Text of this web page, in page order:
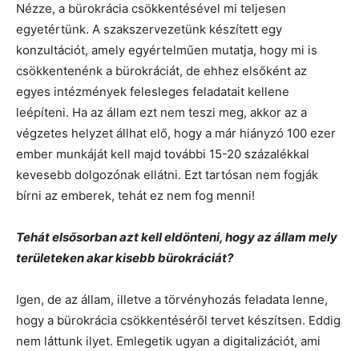
Nézze, a bürokrácia csökkentésével mi teljesen
egyetértünk. A szakszervezetünk készített egy
konzultációt, amely egyértelműen mutatja, hogy mi is
csökkentenénk a bürokráciát, de ehhez elsőként az
egyes intézmények felesleges feladatait kellene
leépíteni. Ha az állam ezt nem teszi meg, akkor az a
végzetes helyzet állhat elő, hogy a már hiányzó 100 ezer
ember munkáját kell majd további 15-20 százalékkal
kevesebb dolgozónak ellátni. Ezt tartósan nem fogják
bírni az emberek, tehát ez nem fog menni!
Tehát elsősorban azt kell eldönteni, hogy az állam mely
területeken akar kisebb bürokráciát?
Igen, de az állam, illetve a törvényhozás feladata lenne,
hogy a bürokrácia csökkentéséről tervet készítsen. Eddig
nem láttunk ilyet. Emlegetik ugyan a digitalizációt, ami